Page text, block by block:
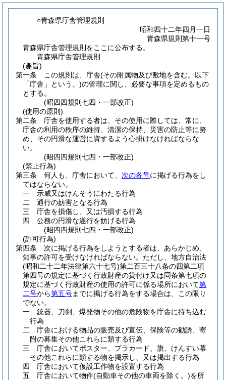
○青森県庁舎管理規則
昭和四十二年四月一日
青森県規則第十一号
青森県庁舎管理規則をここに公布する。
青森県庁舎管理規則
(趣旨)
第一条
この規則は、庁舎(その附属物及び敷地を含む。以下
「庁舎」という。)の管理に関し、必要な事項を定めるもの
とする。
(昭四四規則七四・一部改正)
(使用の原則)
第二条
庁舎を使用する者は、その使用に際しては、常に、
庁舎の利用の秩序の維持、清潔の保持、災害の防止等に努
め、その円滑な運営に資するよう心掛けなければならな
い。
(昭四四規則七四・一部改正)
(禁止行為)
第三条
何人も、庁舎において、 次の各号に掲げる行為をし
てはならない。
一
示威又はけんそうにわたる行為
二
通行の妨害となる行為
三
庁舎を損傷し、又は汚損する行為
四
公務の円滑な遂行を妨げる行為
(昭四四規則七四・一部改正)
(許可行為)
第四条
次に掲げる行為をしようとする者は、あらかじめ、
知事の許可を受けなければならない。 ただし、地方自治法
(昭和二十二年法律第六十七号)第二百三十八条の四第二項
第四号の規定に基づく行政財産の貸付け又は同条第七項の
規定に基づく行政財産の使用の許可に係る場所において第
二号から第五号までに掲げる行為をする場合は、この限り
でない。
一
銃器、刀剣、爆発物その他の危険物を庁舎に持ち込む
行為
二
庁舎における物品の販売及び宣伝、保険等の勧誘、寄
附の募集その他これらに類する行為
三
庁舎においてポスター、プラカード、旗、けんすい幕
その他これらに類する物を掲示し、又は掲出する行為
四
庁舎において仮設工作物を設置する行為
五
庁舎において物件(自動車その他の車両を除く。)を所